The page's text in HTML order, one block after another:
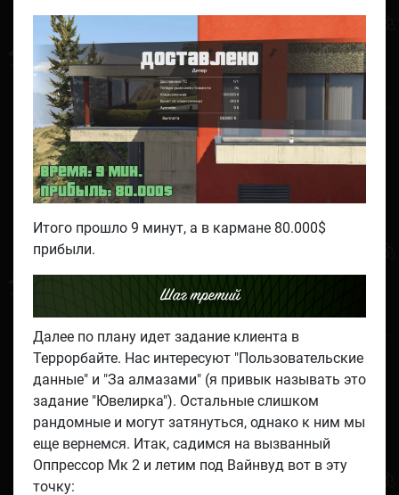
Итого прошло 9 минут, а в кармане 80.000$
прибыли.
Шаг третий
Далее по плану идет задание клиента в
Террорбайте. Нас интересуют "Пользовательские
данные" и "За алмазами" (я привык называть это
задание "Ювелирка"). Остальные слишком
рандомные и могут затянуться, однако к ним мы
еще вернемся. Итак, садимся на вызванный
Оппрессор Мк 2 и летим под Вайнвуд вот в эту
точку: